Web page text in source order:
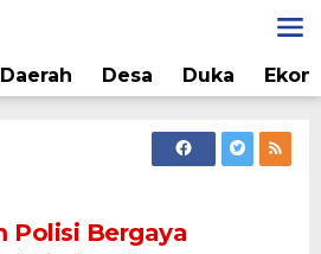
Daerah Desa Duka
Polisi Bergaya